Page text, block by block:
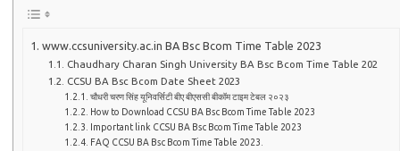
www.ccsuniversity.ac.in BA Bsc Bcom Time Table 2023
Chaudhary Charan Singh University BA Bsc Bcom Time Table 202
CCSU BA Bsc Bcom Date Sheet 2023
चौधरी चरण सिंह यूनिवर्सिटी बीए बीएससी बीकॉम टाइम टेबल २०२३
How to Download CCSU BA Bsc Bcom Time Table 2023
Important link CCSU BA Bsc Bcom Time Table 2023
FAQ CCSU BA Bsc Bcom Time Table 2023.